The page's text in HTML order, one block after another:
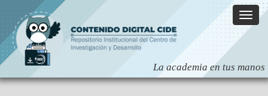
navigation